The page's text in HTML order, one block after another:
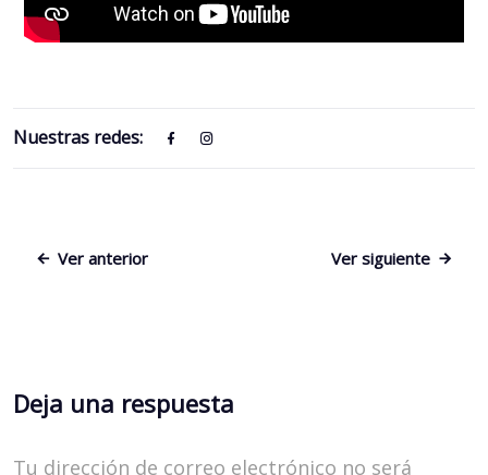
Nuestras redes:
Ver anterior Ver siguiente
Deja una respuesta
Tu dirección de correo electrónico no será